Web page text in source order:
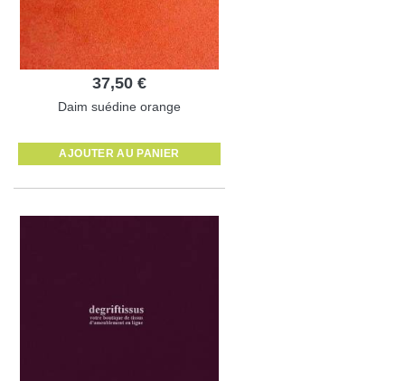
37,50 €
Daim suédine orange
AJOUTER AU PANIER